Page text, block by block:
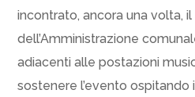
incontrato, ancora una volta,
dell’Amministrazione
adiacenti alle postazioni
sostenere l’evento ospitando